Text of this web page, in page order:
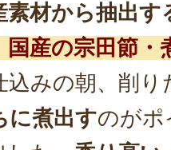
素材から抽出す
国産の宗田節・
込みの朝、削
に煮出すのがポ